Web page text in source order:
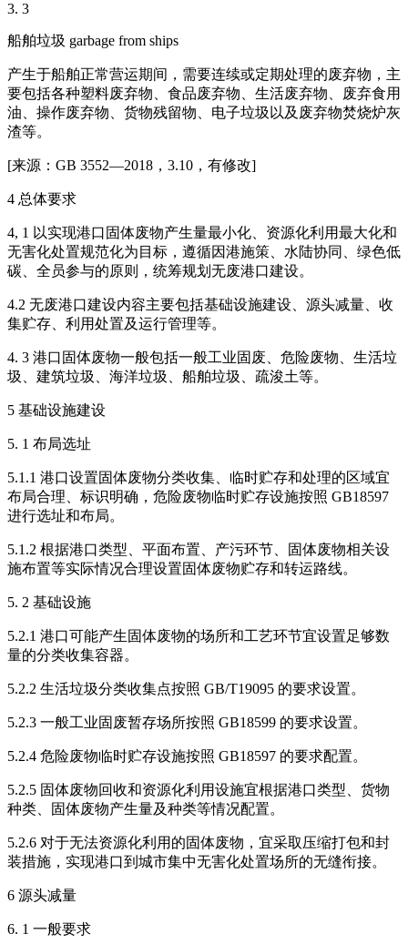
3. 3
船舶垃圾 garbage from ships
产生于船舶正常营运期间，需要连续或定期处理的废弃物，主
要包括各种塑料废弃物、食品废弃物、生活废弃物、废弃食用
油、操作废弃物、货物残留物、电子垃圾以及废弃物焚烧炉灰
渣等。
[来源：GB 3552—2018，3.10，有修改]
4 总体要求
4, 1 以实现港口固体废物产生量最小化、资源化利用最大化和
无害化处置规范化为目标，遵循因港施策、水陆协同、绿色低
碳、全员参与的原则，统筹规划无废港口建设。
4.2 无废港口建设内容主要包括基础设施建设、源头减量、收
集贮存、利用处置及运行管理等。
4. 3 港口固体废物一般包括一般工业固废、危险废物、生活垃
圾、建筑垃圾、海洋垃圾、船舶垃圾、疏浚土等。
5 基础设施建设
5. 1 布局选址
5.1.1 港口设置固体废物分类收集、临时贮存和处理的区域宜
布局合理、标识明确，危险废物临时贮存设施按照 GB18597
进行选址和布局。
5.1.2 根据港口类型、平面布置、产污环节、固体废物相关设
施布置等实际情况合理设置固体废物贮存和转运路线。
5. 2 基础设施
5.2.1 港口可能产生固体废物的场所和工艺环节宜设置足够数
量的分类收集容器。
5.2.2 生活垃圾分类收集点按照 GB/T19095 的要求设置。
5.2.3 一般工业固废暂存场所按照 GB18599 的要求设置。
5.2.4 危险废物临时贮存设施按照 GB18597 的要求配置。
5.2.5 固体废物回收和资源化利用设施宜根据港口类型、货物
种类、固体废物产生量及种类等情况配置。
5.2.6 对于无法资源化利用的固体废物，宜采取压缩打包和封
装措施，实现港口到城市集中无害化处置场所的无缝衔接。
6 源头减量
6. 1 一般要求